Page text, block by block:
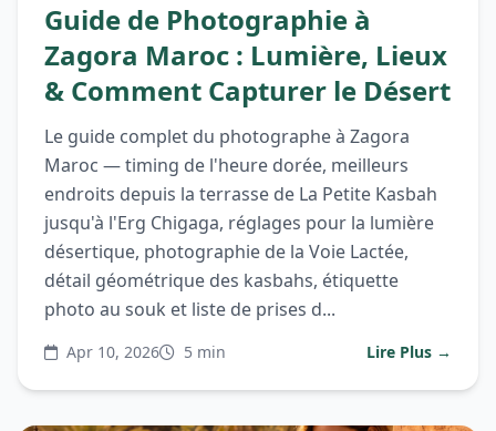
Guide de Photographie à
Zagora Maroc : Lumière, Lieux
& Comment Capturer le Désert
Le guide complet du photographe à Zagora
Maroc — timing de l'heure dorée, meilleurs
endroits depuis la terrasse de La Petite Kasbah
jusqu'à l'Erg Chigaga, réglages pour la lumière
désertique, photographie de la Voie Lactée,
détail géométrique des kasbahs, étiquette
photo au souk et liste de prises d...
Apr 10, 2026 5 min Lire Plus →